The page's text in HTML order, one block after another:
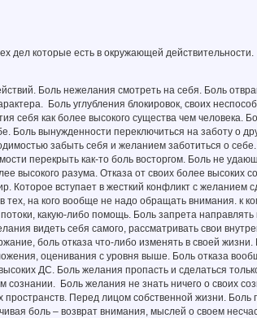
дел которые есть в окружающей действительности.
Боль нежелания смотреть на себя. Боль
Боль углубления блокировок, своих
себя как более высокого существа чем человека.
Боль вынужденности переключиться на заботу о
забыть себя и желанием заботиться о
перекрыть как-то боль восторгом. Боль не
высокого разума. Отказа от своих более высоких
вступает в жесткий конфликт с желанием
на кого вообще не надо обращать внимания. к
какую-либо помощь. Боль запрета
видеть себя самого, рассматривать свои
боль отказа что-либо изменять в своей
оценивания с уровня выше. Боль отказа
ДС. Боль желания пропасть и сделаться
сознании. Боль желания не знать ничего о своих
Перед лицом собственной жизни. Боль
боль – возврат внимания, мыслей о своем